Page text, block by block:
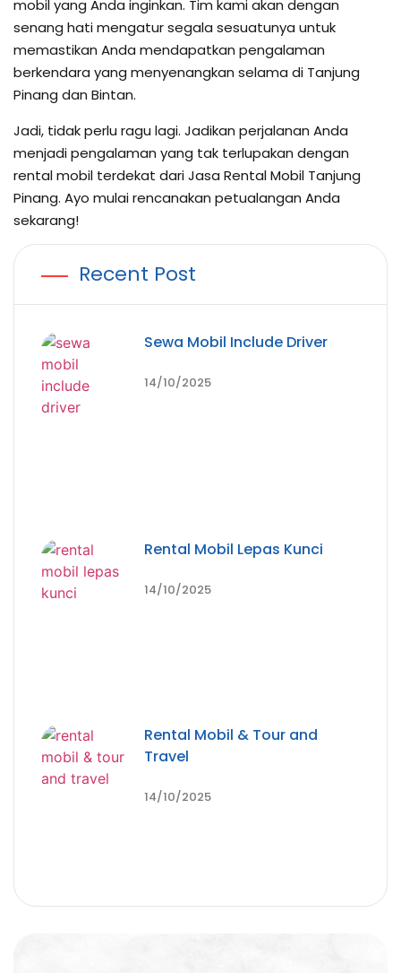
mobil yang Anda inginkan. Tim kami akan dengan
senang hati mengatur segala sesuatunya untuk
memastikan Anda mendapatkan pengalaman
berkendara yang menyenangkan selama di Tanjung
Pinang dan Bintan.
Jadi, tidak perlu ragu lagi. Jadikan perjalanan Anda
menjadi pengalaman yang tak terlupakan dengan
rental mobil terdekat dari Jasa Rental Mobil Tanjung
Pinang. Ayo mulai rencanakan petualangan Anda
sekarang!
Recent Post
Sewa Mobil Include Driver
14/10/2025
Rental Mobil Lepas Kunci
14/10/2025
Rental Mobil & Tour and
Travel
14/10/2025